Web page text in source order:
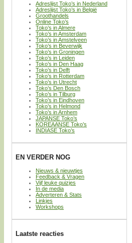
Adreslijst Toko’s in Nederland
Adreslijst Toko’s in België
Groothandels
Online Toko’s
Toko’s in Almere
Toko’s in Amsterdam
Toko’s in Amstelveen
Toko’s in Beverwijk
Toko’s in Groningen
Toko’s in Leiden
Toko’s in Den Haag
Toko’s in Delft
Toko’s in Rotterdam
Toko’s in Utrecht
Toko’s Den Bosch
Toko’s in Tilburg
Toko’s in Eindhoven
Toko’s in Helmond
Toko’s in Arnhem
JAPANSE Toko’s
KOREAANSE Toko’s
INDIASE Toko’s
EN VERDER NOG
Nieuws & nieuwtjes
Feedback & Vragen
Vijf leuke quizjes
In de media
Adverteren & Stats
Linkjes
Workshops
Laatste reacties